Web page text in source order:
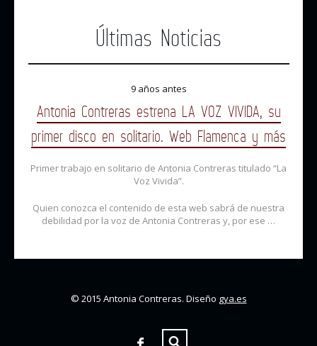
Últimas Noticias
9 años antes
Antonia Contreras estrena LA VOZ VIVIDA, su
primer disco en solitario. Web Flamenca y más
Primer trabajo en solitario de Antonia Contreras titulado “La
Voz Vivida”.
Quien conozca el contenido de esta web sabrá de nuestra
debilidad por la voz de Antonia Contreras y, por ese …
© 2015 Antonia Contreras. Diseño gya.es